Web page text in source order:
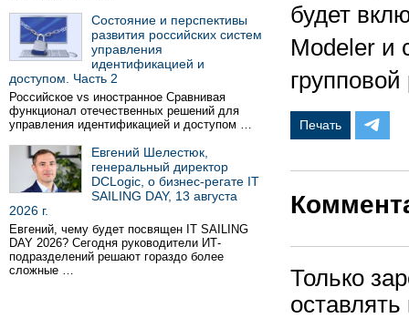
Состояние и перспективы
развития российских систем
управления
идентификацией и
доступом. Часть 2
Российское vs иностранное Сравнивая
функционал отечественных решений для
управления идентификацией и доступом …
Евгений Шелестюк,
генеральный директор
DCLogic, о бизнес-регате IT
SAILING DAY, 13 августа
2026 г.
Евгений, чему будет посвящен IT SAILING
DAY 2026? Сегодня руководители ИТ-
подразделений решают гораздо более
сложные …
будет
Modeler и
Печать
Только